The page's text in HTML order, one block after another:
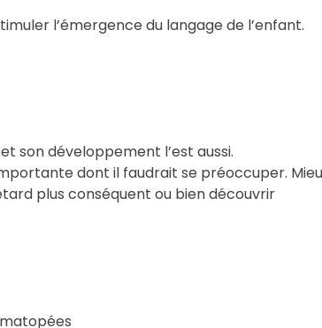
l’émergence du langage de l’enfant.
son développement l’est aussi.
dont il faudrait se préoccuper.
plus conséquent ou bien découvrir